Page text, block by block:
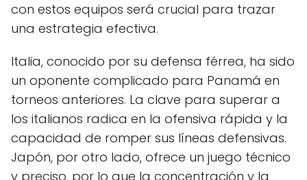
con estos equipos será crucial para trazar
una estrategia efectiva.
Italia, conocido por su defensa férrea, ha sido
un oponente complicado para Panamá en
torneos anteriores. La clave para superar a
los italianos radica en la ofensiva rápida y la
capacidad de romper sus líneas defensivas.
Japón, por otro lado, ofrece un juego técnico
y preciso, por lo que la concentración y la